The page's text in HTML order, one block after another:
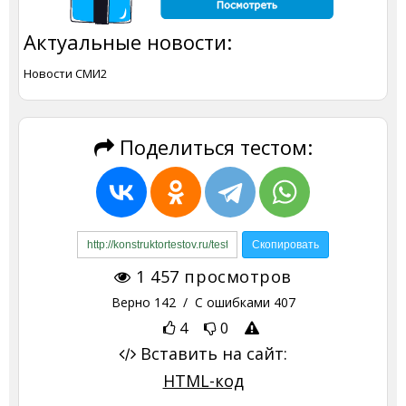
Актуальные новости:
Новости СМИ2
Поделиться тестом:
1 457 просмотров
Верно 142 / С ошибками 407
4 0
Вставить на сайт:
HTML-код